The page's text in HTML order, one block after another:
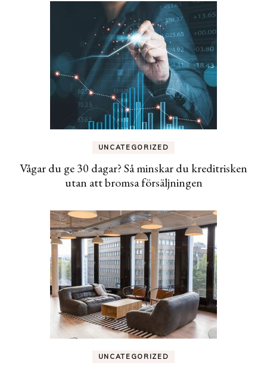
UNCATEGORIZED
Vågar du ge 30 dagar? Så minskar du kreditrisken
utan att bromsa försäljningen
UNCATEGORIZED